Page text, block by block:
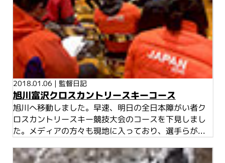
2018.01.06 | 監督日記
旭川富沢クロスカントリースキーコース
旭川へ移動しました。早速、明日の全日本障がい者ク
ロスカントリースキー競技大会のコースを下見しまし
た。メディアの方々も現地に入っており、選手らが...